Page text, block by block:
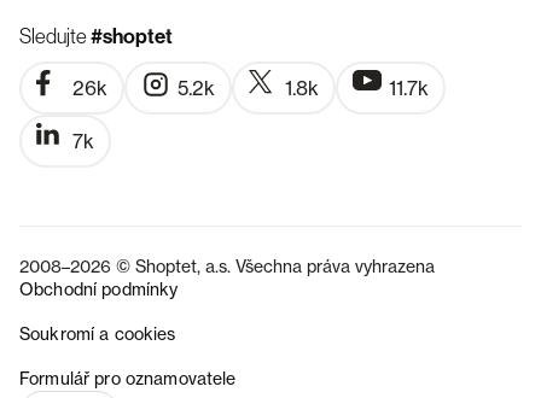
Sledujte#shoptet
26k 5.2k 1.8k 11.7k
7k
2008–2026 © Shoptet, a.s. Všechna práva vyhrazena
Obchodní podmínky
Soukromí a cookies
Formulář pro oznamovatele